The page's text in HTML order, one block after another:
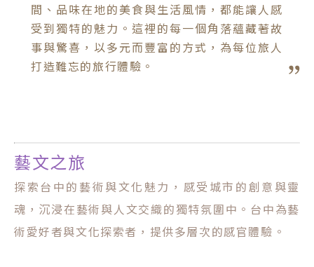
間、品味在地的美食與生活風情，都能讓人感
受到獨特的魅力。這裡的每一個角落蘊藏著故
事與驚喜，以多元而豐富的方式，為每位旅人
打造難忘的旅行體驗。
藝文之旅
探索台中的藝術與文化魅力，感受城市的創意與靈
魂，沉浸在藝術與人文交織的獨特氛圍中。台中為藝
術愛好者與文化探索者，提供多層次的感官體驗。